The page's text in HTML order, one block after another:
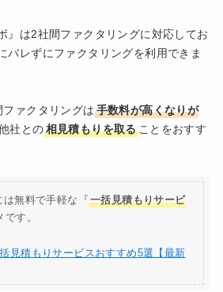
』は2社間ファクタリングに対応してお
バレずにファクタリングを利用できま
ァクタリングは 手数料が高くなりが
社との相見積もりを取ることをおすす
は無料で手軽な『一括見積もりサービ
す。
見積もりサービスおすすめ5選【最新